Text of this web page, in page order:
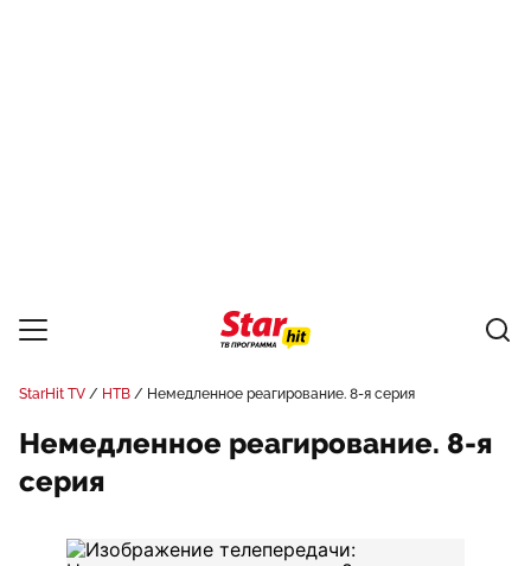
StarHit TV НТВ Немедленное реагирование. 8-я серия
Немедленное реагирование. 8-я
серия